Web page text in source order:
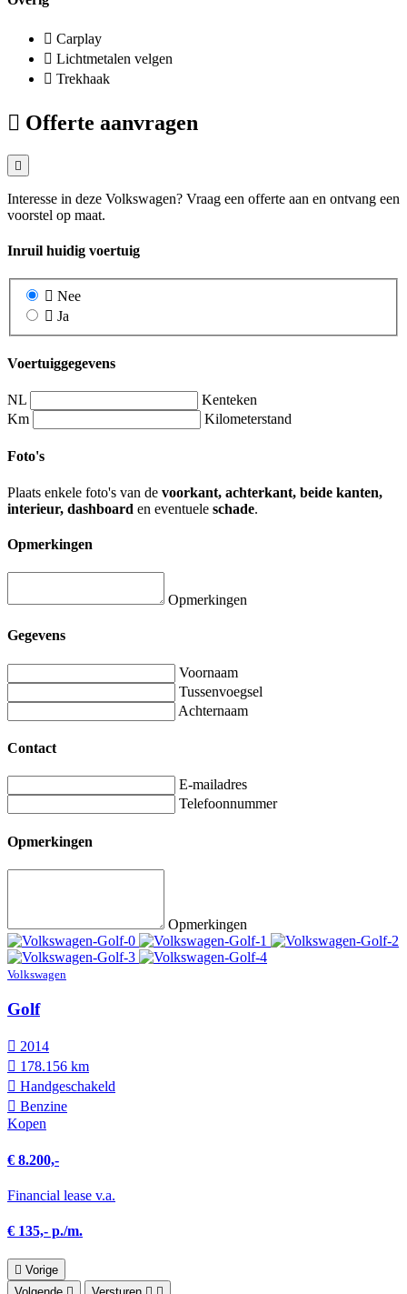
Carplay
Lichtmetalen velgen
Trekhaak
Offerte aanvragen
Interesse in deze Volkswagen? Vraag een offerte aan en ontvang een
voorstel op maat.
Inruil huidig voertuig
Nee
Ja
Voertuiggegevens
NL
Kenteken
Km
Kilometerstand
Foto's
Plaats enkele foto's van de voorkant, achterkant, beide kanten,
interieur, dashboard en eventuele schade.
Opmerkingen
Opmerkingen
Gegevens
Voornaam
Tussenvoegsel
Achternaam
Contact
E-mailadres
Telefoonnummer
Opmerkingen
Opmerkingen
Volkswagen
Golf
2014
178.156 km
Hand­geschakeld
Benzine
Kopen
€ 8.200,-
Financial lease v.a.
€ 135,- p./m.
Vorige